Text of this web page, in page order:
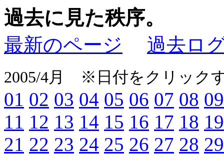
過去に見た秩序。
最新のページ 過去ロ
2005/4月 ※日付をクリック
01 02 03 04 05 06 07 08 09
11 12 13 14 15 16 17 18 19
21 22 23 24 25 26 27 28 29